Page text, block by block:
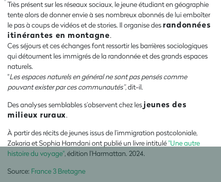
Très présent sur les réseaux sociaux, le jeune étudiant en géographie
tente alors de donner envie à ses nombreux abonnés de lui emboîter
le pas à coups de vidéos et de stories. Il organise des randonnées
itinérantes en montagne.
Ces séjours et ces échanges font ressortir les barrières sociologiques
qui détournent les immigrés de la randonnée et des grands espaces
naturels.
"Les espaces naturels en général ne sont pas pensés comme
pouvant exister par ces communautés”,dit-il.
Des analyses semblables s’observent chez les jeunes des
milieux ruraux.
À partir des récits de jeunes issus de l’immigration postcoloniale,
Zakaria et Sophia Hamdani ont publié un livre intitulé"Une autre
histoire du voyage" , édition l’Harmattan. 2024.
Source: France 3 Bretagne